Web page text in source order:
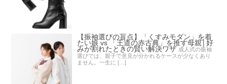
【振袖選びの盲点】「くすみモダン」を着
たい娘 vs 「王道の赤古典」を推す母親│好
みが割れたときの賢い解決ワザ 成人式の振袖
選びでは、親子で意見が分かれるケースが少なくあり
ません。一生に […]